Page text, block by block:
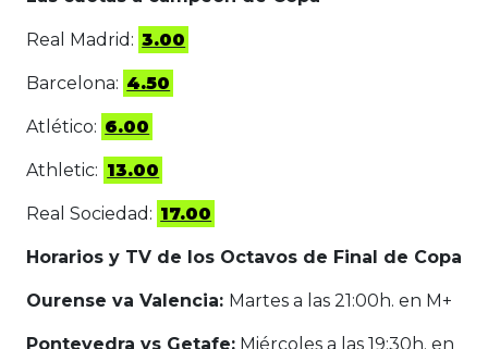
Real Madrid: 3.00
Barcelona: 4.50
Atlético: 6.00
Athletic: 13.00
Real Sociedad: 17.00
Horarios y TV de los Octavos de Final de Copa
Ourense va Valencia: Martes a las 21:00h. en M+
Pontevedra vs Getafe: Miércoles a las 19:30h. en